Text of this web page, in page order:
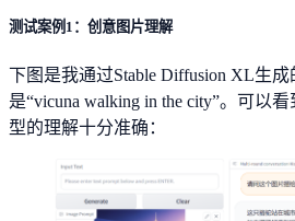
测试案例1：创意图片理解
下图是我通过Stable Diffusion XL生
是“vicuna walking in the city”。可以
型的理解十分准确：